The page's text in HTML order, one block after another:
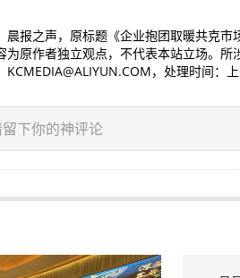
晨报之声，原标题《企业抱团取暖共克
为原作者独立观点，不代表本站立场。
，处理时间：
下你的神评论